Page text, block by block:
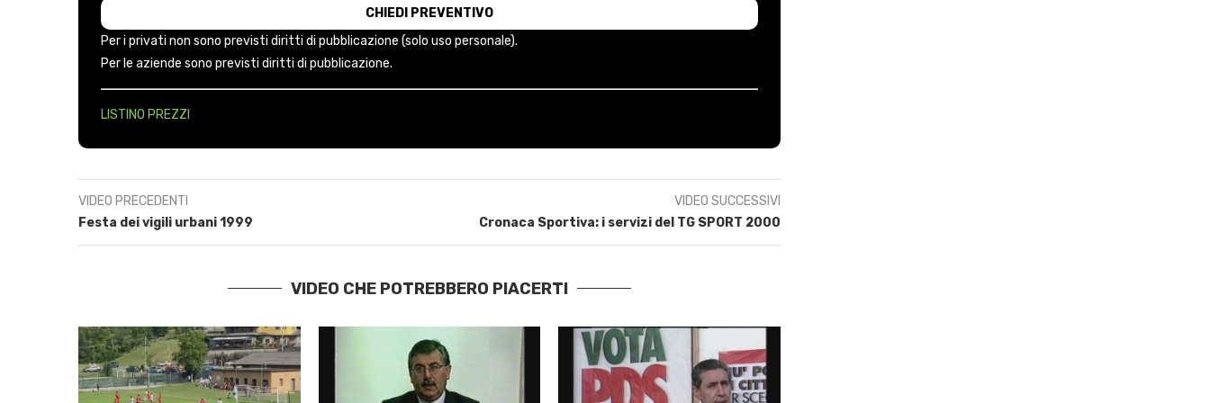
Per i privati non sono previsti diritti di pubblicazione (solo uso personale).
Per le aziende sono previsti diritti di pubblicazione.
LISTINO PREZZI
VIDEO PRECEDENTI
Festa dei vigili urbani 1999
VIDEO SUCCESSIVI
Cronaca Sportiva: i servizi del TG SPORT 2000
VIDEO CHE POTREBBERO PIACERTI